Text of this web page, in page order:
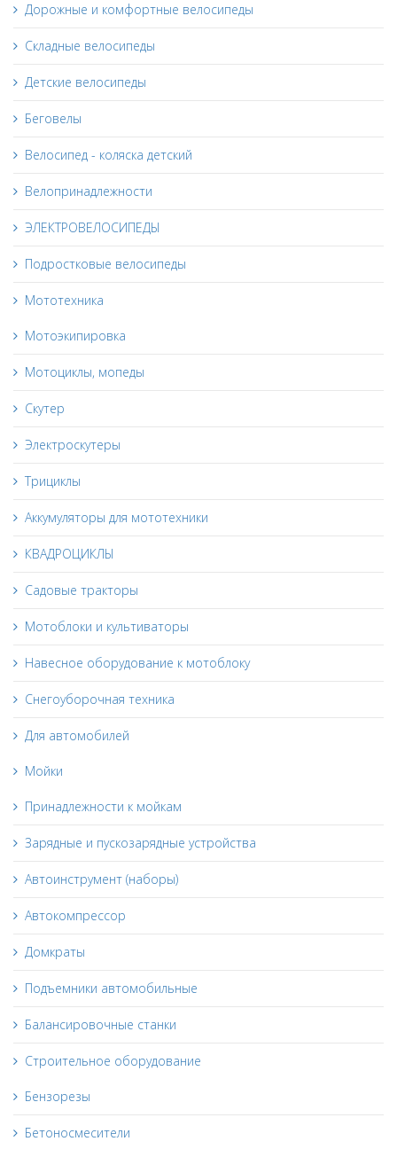
Дорожные и комфортные велосипеды
Складные велосипеды
Детские велосипеды
Беговелы
Велосипед - коляска детский
Велопринадлежности
ЭЛЕКТРОВЕЛОСИПЕДЫ
Подростковые велосипеды
Мототехника
Мотоэкипировка
Мотоциклы, мопеды
Скутер
Электроскутеры
Трициклы
Аккумуляторы для мототехники
КВАДРОЦИКЛЫ
Садовые тракторы
Мотоблоки и культиваторы
Навесное оборудование к мотоблоку
Снегоуборочная техника
Для автомобилей
Мойки
Принадлежности к мойкам
Зарядные и пускозарядные устройства
Автоинструмент (наборы)
Автокомпрессор
Домкраты
Подъемники автомобильные
Балансировочные станки
Строительное оборудование
Бензорезы
Бетоносмесители